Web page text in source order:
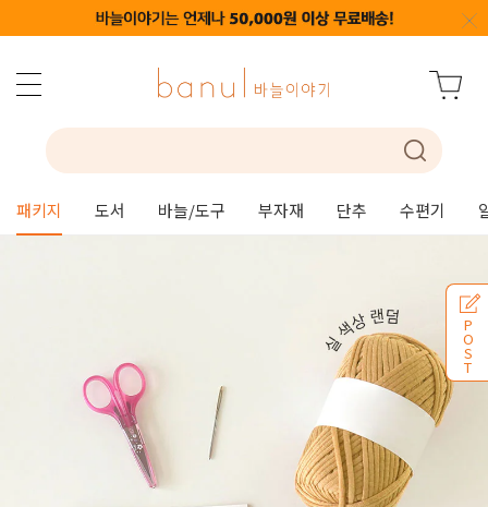
패키지 도서 바늘/도구 부자재 단추 수편기
P
O
S
T